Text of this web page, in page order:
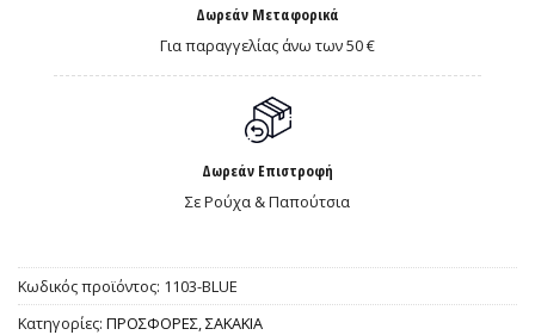
Δωρεάν Μεταφορικά
Για παραγγελίας άνω των 50 €
Δωρεάν Επιστροφή
Σε Ρούχα & Παπούτσια
Κωδικός προϊόντος: 1103-ΒLUE
Κατηγορίες: ΠΡΟΣΦΟΡΕΣ,ΣΑΚΑΚΙΑ